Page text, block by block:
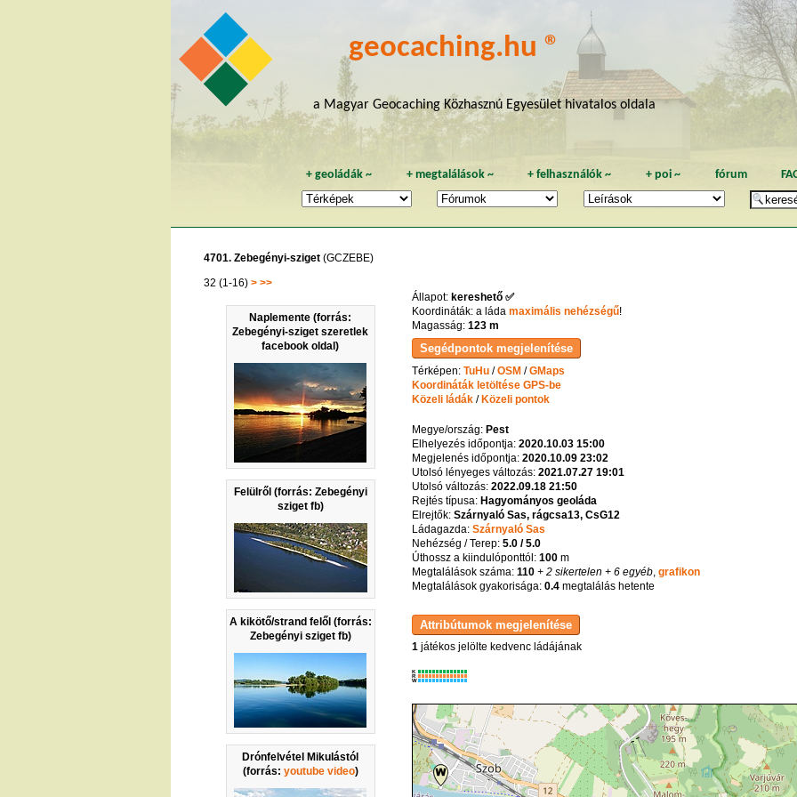
geocaching.hu ®
a Magyar Geocaching Közhasznú Egyesület hivatalos oldala
+geoládák ~ + megtalálások~ +felhasználók ~ + poi~ fórum
4701. Zebegényi-sziget (GCZEBE)
32 (1-16) > >>
Naplemente (forrás:
Zebegényi-sziget szeretlek
facebook oldal)
Felülről (forrás: Zebegényi
sziget fb)
A kikötő/strand felől (forrás:
Zebegényi sziget fb)
Drónfelvétel Mikulástól
(forrás: youtube video)
Állapot: kereshető ✅
Koordináták: a láda maximális nehézségű!
Magasság: 123 m
Térképen: TuHu/OSM /GMaps
Koordináták letöltése GPS-be
Közeli ládák/ Közeli pontok
Megye/ország: Pest
Elhelyezés időpontja: 2020.10.03 15:00
Megjelenés időpontja: 2020.10.09 23:02
Utolsó lényeges változás: 2021.07.27 19:01
Utolsó változás: 2022.09.18 21:50
Rejtés típusa: Hagyományos geoláda
Elrejtők: Szárnyaló Sas, rágcsa13, CsG12
Ládagazda: Szárnyaló Sas
Nehézség / Terep: 5.0 / 5.0
Úthossz a kiindulóponttól: 100m
Megtalálások száma: 110+ 2 sikertelen + 6 egyéb, grafikon
Megtalálások gyakorisága: 0.4megtalálás hetente
1játékos jelölte kedvenc ládájának
K
R
W